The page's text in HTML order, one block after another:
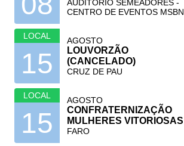
AUDITÓRIO SEMEADORES -
CENTRO DE EVENTOS MSBN
LOCAL
15
AGOSTO
LOUVORZÃO
(CANCELADO)
CRUZ DE PAU
LOCAL
15
AGOSTO
CONFRATERNIZAÇÃO
MULHERES VITORIOSAS
FARO